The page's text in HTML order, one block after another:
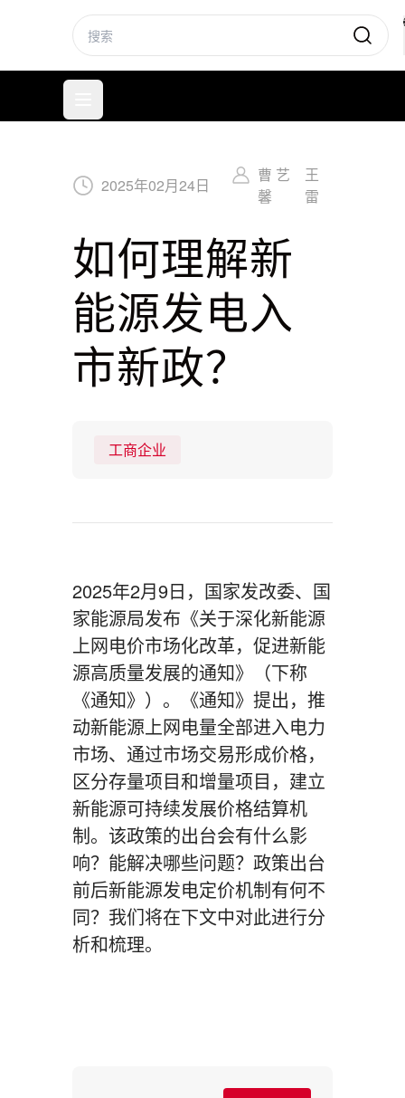
标普信评
2025年02月24日
曹 艺
馨
王
雷
如何理解新
能源发电入
市新政？
工商企业
2025年2月9日，国家发改委、国
家能源局发布《关于深化新能源
上网电价市场化改革，促进新能
源高质量发展的通知》（下称
《通知》）。《通知》提出，推
动新能源上网电量全部进入电力
市场、通过市场交易形成价格，
区分存量项目和增量项目，建立
新能源可持续发展价格结算机
制。该政策的出台会有什么影
响？能解决哪些问题？政策出台
前后新能源发电定价机制有何不
同？我们将在下文中对此进行分
析和梳理。